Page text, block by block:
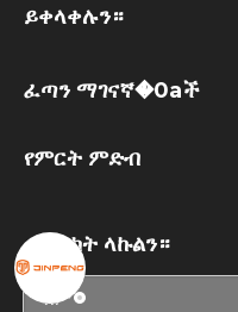
ይቀላቀሉን።
ፈጣን ማገናኛ�0aች
የምርት ምድብ
መልእክት ላኩልን።